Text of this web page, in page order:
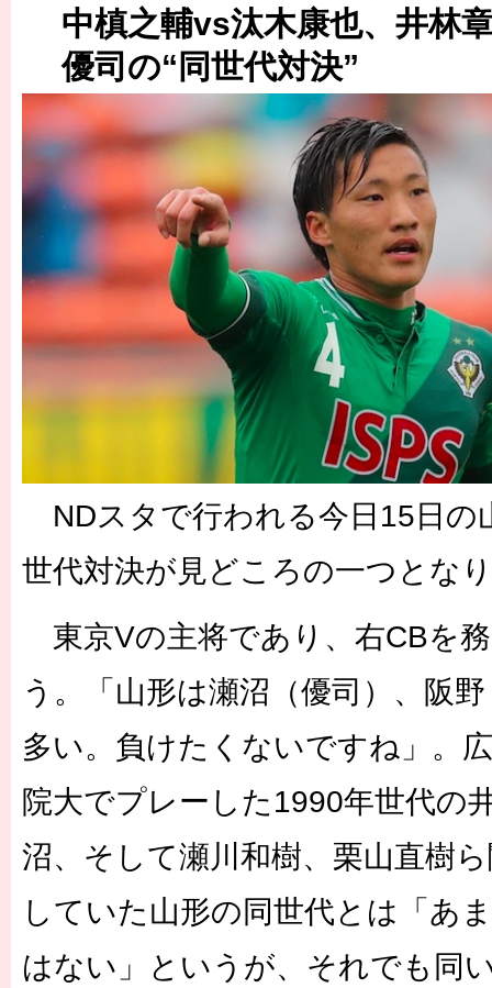
［3222号］史上最大のW杯開幕 注目は「個」
長谷川 アーリアジャスールさんがシンポジウム「気候変動から命
中槙之輔vs汰木康也、井林
優司の“同世代対決”
NDスタで行われる今日15日の
世代対決が見どころの一つとな
東京Vの主将であり、右CBを
う。「山形は瀬沼（優司）、阪
多い。負けたくないですね」。
院大でプレーした1990年世代の
沼、そして瀬川和樹、栗山直樹
していた山形の同世代とは「あ
はない」というが、それでも同